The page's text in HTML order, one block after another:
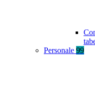
Personale 99